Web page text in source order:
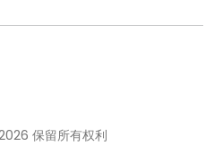
保留所有权利